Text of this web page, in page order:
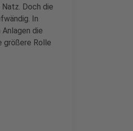
Doch die
In
die
größere Rolle